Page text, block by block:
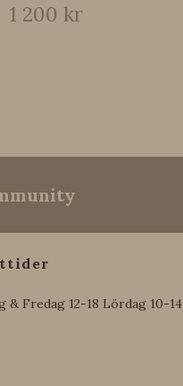
1 200 kr
& Fredag 12-18 Lördag 10-14